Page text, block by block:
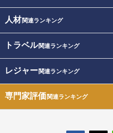
人材関連ランキング
トラベル関連ランキング
レジャー関連ランキング
専門家評価関連ランキング